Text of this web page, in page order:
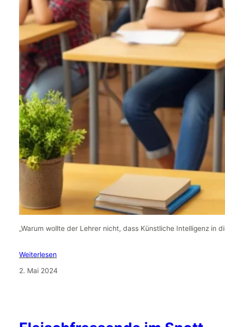
„Warum wollte der Lehrer nicht, dass Künstliche Intelligenz in
Weiterlesen
2. Mai 2024